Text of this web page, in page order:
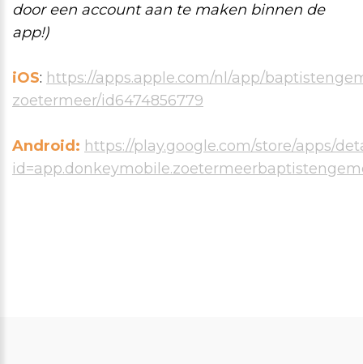
door een account aan te maken binnen de
app!)
iOS: https://apps.apple.com/nl/app/
zoetermeer/id6474856779
Android: https://play.google.com/store/apps/